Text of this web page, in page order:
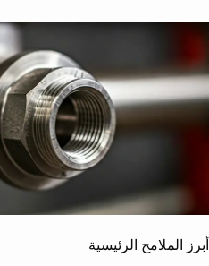
أبرز الملامح الرئيسية